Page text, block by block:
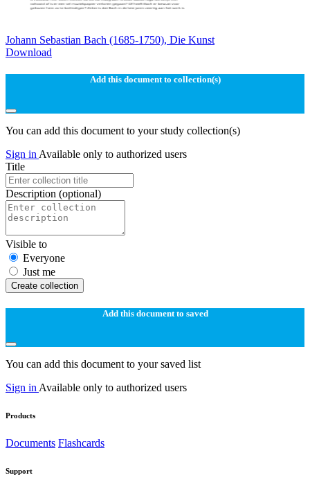
Johann Sebastian Bach (1685-1750), Die Kunst
Download
Add this document to collection(s)
You can add this document to your study collection(s)
Sign in Available only to authorized users
Title
Description (optional)
Visible to
Everyone
Just me
Create collection
Add this document to saved
You can add this document to your saved list
Sign in Available only to authorized users
Products
Documents Flashcards
Support